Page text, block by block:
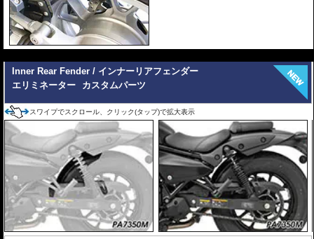
Inner Rear Fender / インナーリアフェンダー
エリミネーター
カスタムパーツ
スワイプでスクロール、クリック(タップ)で拡大表示